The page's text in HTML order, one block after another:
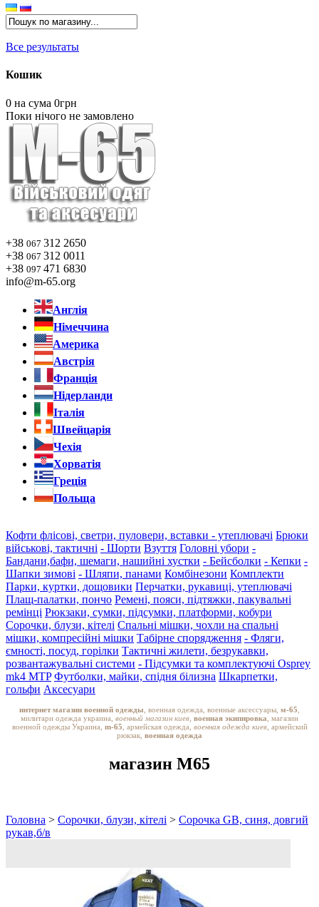
Все результаты
Кошик
0 на сума 0грн
Поки нічого не замовлено
+38 067 312 2650
+38 067 312 0011
+38 097 471 6830
info@m-65.org
Англія
Німеччина
Америка
Австрія
Франція
Нідерланди
Італія
Швейцарія
Чехія
Хорватія
Греція
Польща
Кофти флісові, светри, пуловери, вставки - утеплювачі Брюки
військові, тактичні - Шорти Взуття Головні убори -
Бандани,бафи, шемаги, нашийні хустки - Бейсболки - Кепки -
Шапки зимові - Шляпи, панами Комбінезони Комплекти
Парки, куртки, дощовики Перчатки, рукавиці, утеплювачі
Плащ-палатки, пончо Ремені, пояси, підтяжки, пакувальні
ремінці Рюкзаки, сумки, підсумки, платформи, кобури
Сорочки, блузи, кітелі Спальні мішки, чохли на спальні
мішки, компресійні мішки Табірне спорядження - Фляги,
ємності, посуд, горілки Тактичні жилети, безрукавки,
розвантажувальні системи - Підсумки та комплектуючі Osprey
mk4 MTP Футболки, майки, спідня білизна Шкарпетки,
гольфи Аксесуари
интернет магазин военной одежды , военная одежда, военные аксессуары, м-65
милитари одежда украина, военный магазин киев, военная экипировка , магазин
военной одежды Украина, m-65 , армейская одежда, военная одежда киев, армейский
рюкзак, военная одежда
магазин M65
Головна > Сорочки, блузи, кітелі > Сорочка GB, синя, довгий
рукав,б/в